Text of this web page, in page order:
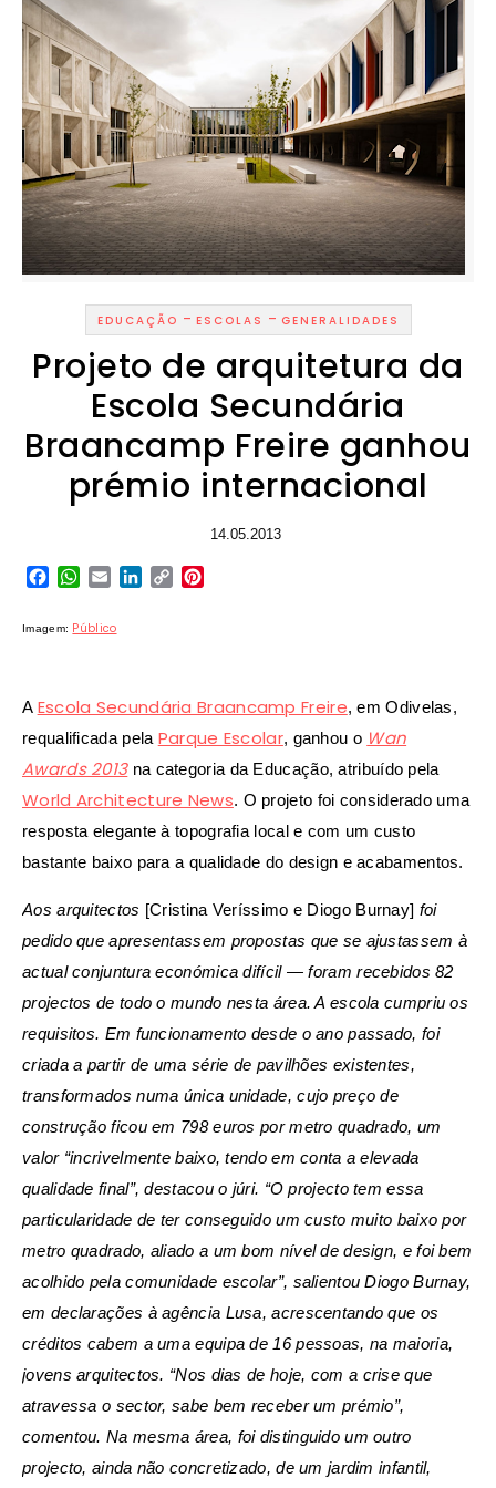
EDUCAÇÃO - ESCOLAS - GENERALIDADES
Projeto de arquitetura da
Escola Secundária
Braancamp Freire ganhou
prémio internacional
14.05.2013
Facebook
WhatsApp
EmailLinkedIn
Copy
Imagem: Público
A Escola Secundária Braancamp Freire, em Odivelas,
requalificada pela Parque Escolar, ganhou o Wan
Awards 2013na categoria da Educação, atribuído pela
World Architecture News. O projeto foi considerado uma
resposta elegante à topografia local e com um custo
bastante baixo para a qualidade do design e acabamentos.
Aos arquitectos [Cristina Veríssimo e Diogo Burnay] foi
pedido que apresentassem propostas que se ajustassem à
actual conjuntura económica difícil — foram recebidos 82
projectos de todo o mundo nesta área. A escola cumpriu os
requisitos. Em funcionamento desde o ano passado, foi
criada a partir de uma série de pavilhões existentes,
transformados numa única unidade, cujo preço de
construção ficou em 798 euros por metro quadrado, um
valor “incrivelmente baixo, tendo em conta a elevada
qualidade final”, destacou o júri. “O projecto tem essa
particularidade de ter conseguido um custo muito baixo por
metro quadrado, aliado a um bom nível de design, e foi bem
acolhido pela comunidade escolar”, salientou Diogo Burnay,
em declarações à agência Lusa, acrescentando que os
créditos cabem a uma equipa de 16 pessoas, na maioria,
jovens arquitectos. “Nos dias de hoje, com a crise que
atravessa o sector, sabe bem receber um prémio”,
comentou. Na mesma área, foi distinguido um outro
projecto, ainda não concretizado, de um jardim infantil,